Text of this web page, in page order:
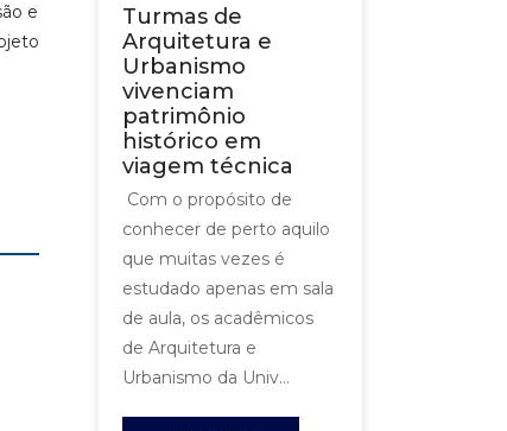
e
Turmas de
Arquitetura e
Urbanismo
vivenciam
patrimônio
histórico em
viagem técnica
Com o propósito de
conhecer de perto aquilo
que muitas vezes é
estudado apenas em sala
de aula, os acadêmicos
de Arquitetura e
Urbanismo da Univ...